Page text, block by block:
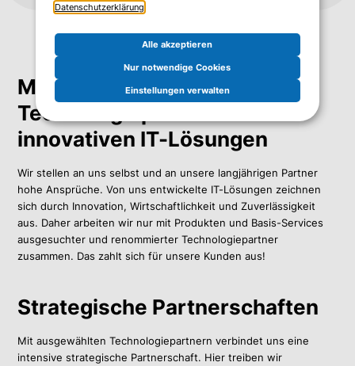
Mit unseren
Technologiepartnern zu
innovativen IT-Lösungen
Wir stellen an uns selbst und an unsere langjährigen Partner
hohe Ansprüche. Von uns entwickelte IT-Lösungen zeichnen
sich durch Innovation, Wirtschaftlichkeit und Zuverlässigkeit
aus. Daher arbeiten wir nur mit Produkten und Basis-Services
ausgesuchter und renommierter Technologiepartner
zusammen. Das zahlt sich für unsere Kunden aus!
Strategische Partnerschaften
Mit ausgewählten Technologiepartnern verbindet uns eine
intensive strategische Partnerschaft. Hier treiben wir
Datenschutzerklärung.
Alle akzeptieren
Nur notwendige Cookies
Einstellungen verwalten